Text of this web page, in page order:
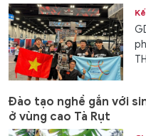
Đào tạo nghề gắn với
ở vùng cao Tà Rụt